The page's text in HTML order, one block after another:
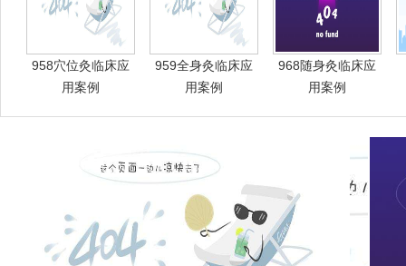
958穴位灸临床应
用案例
959全身灸临床应
用案例
968随身灸临床应
用案例